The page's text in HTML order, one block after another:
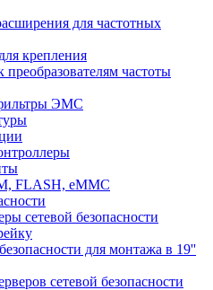
для частотных
крепления
частоты
ЭМС
FLASH, eMMC
сетевой безопасности
для монтажа в 19''
сетевой безопасности